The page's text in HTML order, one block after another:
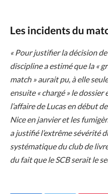
Les incidents du
« Pour justifier la décision
discipline a estimé que la «
match » aurait pu, à elle
ensuite « chargé » le
l’affaire de Lucas en début
Nice en janvier et les
a justifié l’extrême sévérité
systématique du club de
du fait que le SCB serait le